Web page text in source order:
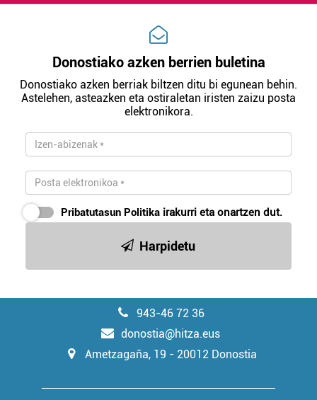
Donostiako azken berrien buletina
Donostiako azken berriak biltzen ditu bi egunean behin.
Astelehen, asteazken eta ostiraletan iristen zaizu posta
elektronikora.
Pribatutasun Politika irakurri eta onartzen dut.
Harpidetu
943-46 72 36
donostia@hitza.eus
Ametzagaña, 19 - 20012 Donostia